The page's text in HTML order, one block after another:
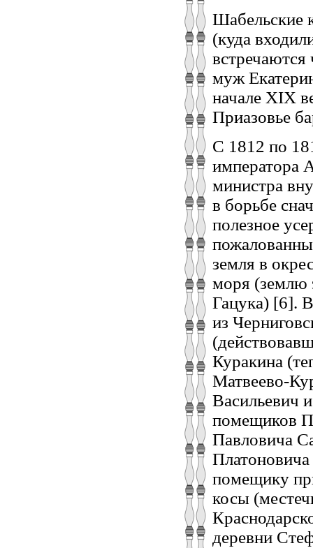
Шабельские
(куда
муж
начале XIX
Приазовье
С 1812 по
императора
министра
в борьбе
полезное
земля в
моря (землю
Гацука) [6].
из
Куракина
Матвеево-
Васильевич
помещиков
Павловича
помещику
косы
деревни